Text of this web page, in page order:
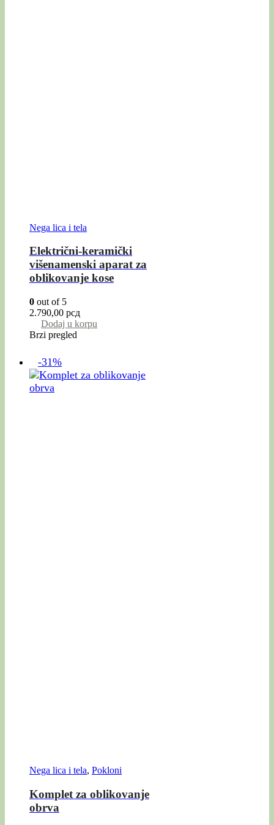
Nega lica i tela
Električni-keramički
višenamenski aparat za
oblikovanje kose
0 out of 5
2.790,00 рсд
Dodaj u korpu
Brzi pregled
-31%
Nega lica i tela, Pokloni
Komplet za oblikovanje
obrva